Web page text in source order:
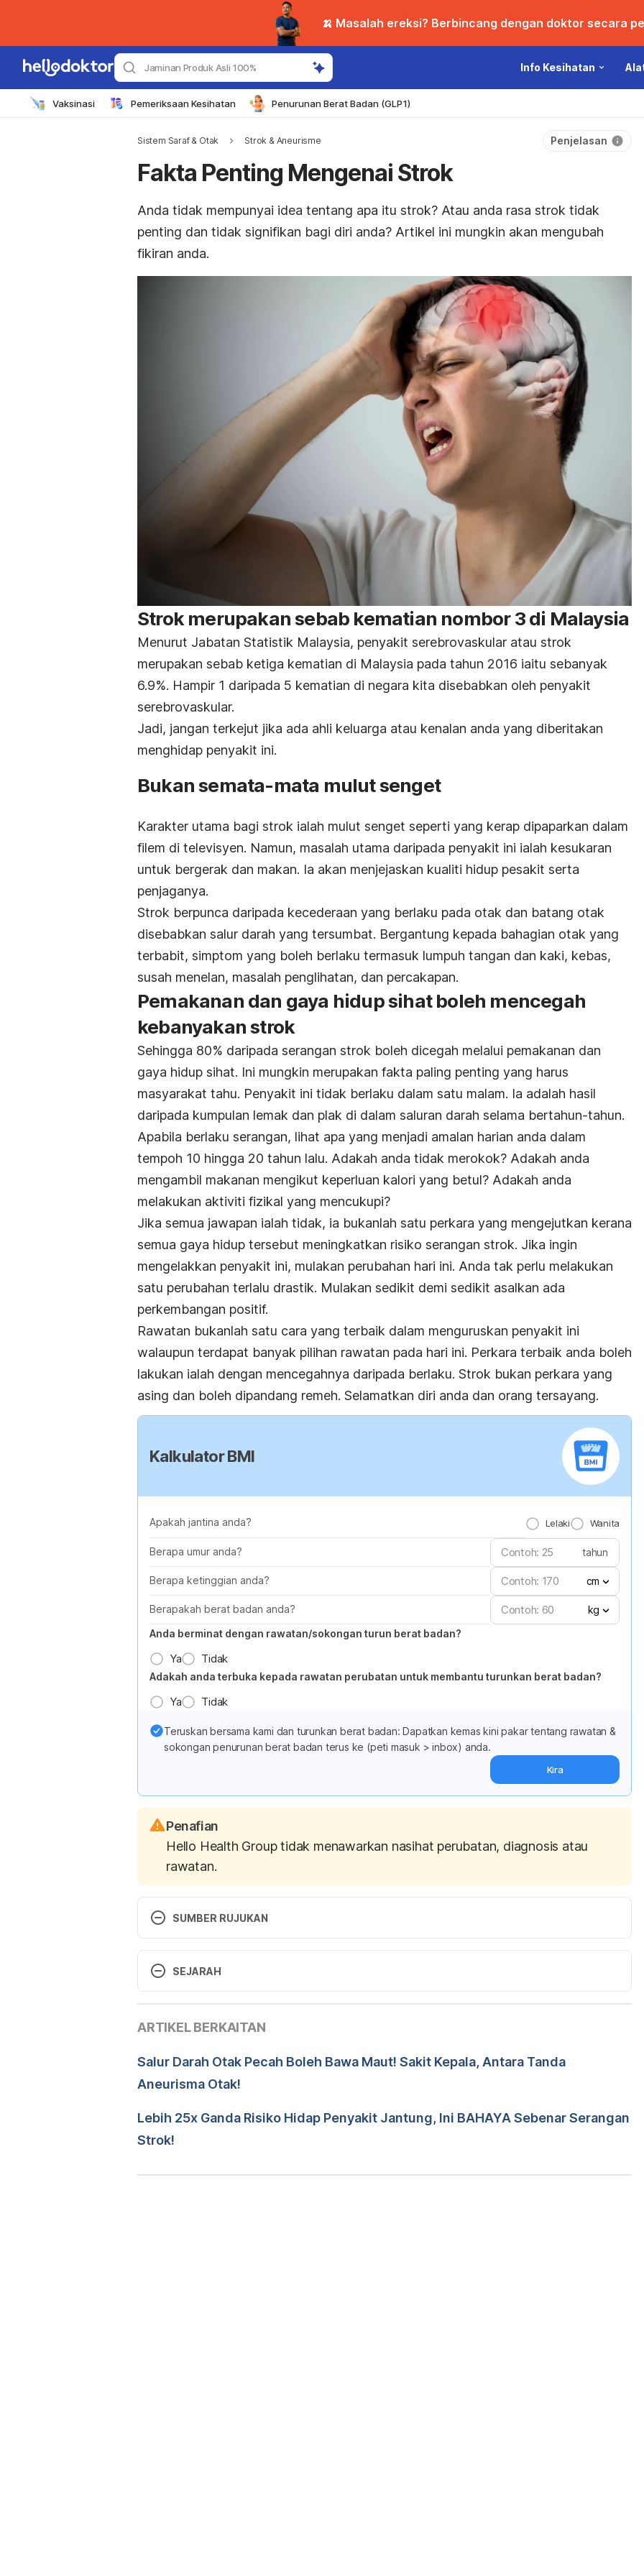
🍌 Masalah ereksi? Berbincang dengan doktor secara
Jaminan Produk Asli 100% Info Kesihatan
Vaksinasi Pemeriksaan Kesihatan Penurunan Berat Badan (GLP1)
Sistem Saraf & Otak Strok & Aneurisme Penjelasan
Fakta Penting Mengenai Strok
Anda tidak mempunyai idea tentang apa itu strok? Atau anda rasa strok tidak
penting dan tidak signifikan bagi diri anda? Artikel ini mungkin akan mengubah
fikiran anda.
Strok merupakan sebab kematian nombor 3 di Malaysia
Menurut Jabatan Statistik Malaysia, penyakit serebrovaskular atau strok
merupakan sebab ketiga kematian di Malaysia pada tahun 2016 iaitu sebanyak
6.9%. Hampir 1 daripada 5 kematian di negara kita disebabkan oleh penyakit
serebrovaskular.
Jadi, jangan terkejut jika ada ahli keluarga atau kenalan anda yang diberitakan
menghidap penyakit ini.
Bukan semata-mata mulut senget
Karakter utama bagi strok ialah mulut senget seperti yang kerap dipaparkan dalam
filem di televisyen. Namun, masalah utama daripada penyakit ini ialah kesukaran
untuk bergerak dan makan. Ia akan menjejaskan kualiti hidup pesakit serta
penjaganya.
Strok berpunca daripada kecederaan yang berlaku pada otak dan batang otak
disebabkan salur darah yang tersumbat. Bergantung kepada bahagian otak yang
terbabit, simptom yang boleh berlaku termasuk lumpuh tangan dan kaki, kebas,
susah menelan, masalah penglihatan, dan percakapan.
Pemakanan dan gaya hidup sihat boleh mencegah
kebanyakan strok
Sehingga 80% daripada serangan strok boleh dicegah melalui pemakanan dan
gaya hidup sihat. Ini mungkin merupakan fakta paling penting yang harus
masyarakat tahu. Penyakit ini tidak berlaku dalam satu malam. Ia adalah hasil
daripada kumpulan lemak dan plak di dalam saluran darah selama bertahun-tahun.
Apabila berlaku serangan, lihat apa yang menjadi amalan harian anda dalam
tempoh 10 hingga 20 tahun lalu. Adakah anda tidak merokok? Adakah anda
mengambil makanan mengikut keperluan kalori yang betul? Adakah anda
melakukan aktiviti fizikal yang mencukupi?
Jika semua jawapan ialah tidak, ia bukanlah satu perkara yang mengejutkan kerana
semua gaya hidup tersebut meningkatkan risiko serangan strok. Jika ingin
mengelakkan penyakit ini, mulakan perubahan hari ini. Anda tak perlu melakukan
satu perubahan terlalu drastik. Mulakan sedikit demi sedikit asalkan ada
perkembangan positif.
Rawatan bukanlah satu cara yang terbaik dalam menguruskan penyakit ini
walaupun terdapat banyak pilihan rawatan pada hari ini. Perkara terbaik anda boleh
lakukan ialah dengan mencegahnya daripada berlaku. Strok bukan perkara yang
asing dan boleh dipandang remeh. Selamatkan diri anda dan orang tersayang.
Kalkulator BMI
Apakah jantina anda? Lelaki Wanita
Berapa umur anda? tahun
Berapa ketinggian anda? cm
Berapakah berat badan anda?
kg
Anda berminat dengan rawatan/sokongan turun berat badan?
Ya Tidak
Adakah anda terbuka kepada rawatan perubatan untuk membantu turunkan berat badan?
Ya Tidak
Teruskan bersama kami dan turunkan berat badan: Dapatkan kemas kini pakar tentang rawatan &
sokongan penurunan berat badan terus ke (peti masuk > inbox) anda.
Kira
Penafian
Hello Health Group tidak menawarkan nasihat perubatan, diagnosis atau
rawatan.
SUMBER RUJUKAN
r=column/pdfPrev&id=Y3psYUI2VjU0ZzRhZU1kcVFMMThGUT09
SEJARAH
10/05/2023
Disemak secara perubatan oleh Dr. Aisyah Syahira Abdul Hamid
Diperbaharui oleh:
ARTIKEL BERKAITAN
Salur Darah Otak Pecah Boleh Bawa Maut! Sakit Kepala, Antara Tanda
Aneurisma Otak!
Lebih 25x Ganda Risiko Hidap Penyakit Jantung, Ini BAHAYA Sebenar Serangan
Strok!